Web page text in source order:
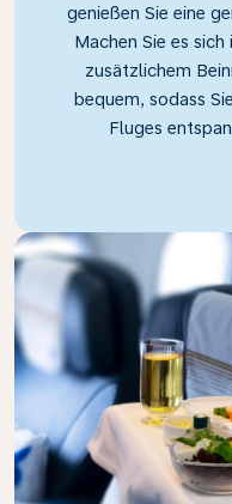
genießen Sie eine
Machen Sie es
zusätzlichem
bequem, sodass
Fluges